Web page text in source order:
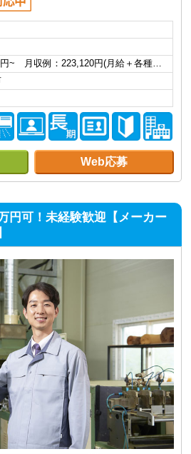
円~ 月収例：223,120円(月給＋各種…
Web応募
円可！未経験歓迎【メーカー